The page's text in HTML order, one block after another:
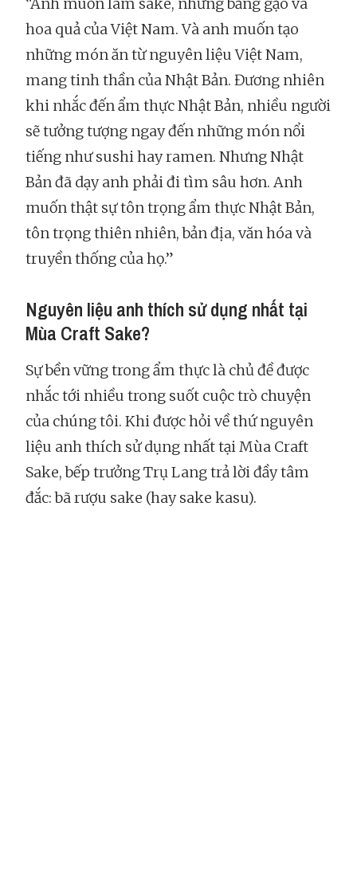
hoa quả của Việt Nam. Và anh muốn tạo
những món ăn từ nguyên liệu Việt Nam,
mang tinh thần của Nhật Bản. Đương nhiên
khi nhắc đến ẩm thực Nhật Bản, nhiều người
sẽ tưởng tượng ngay đến những món nổi
tiếng như sushi hay ramen. Nhưng Nhật
Bản đã dạy anh phải đi tìm sâu hơn. Anh
muốn thật sự tôn trọng ẩm thực Nhật Bản,
tôn trọng thiên nhiên, bản địa, văn hóa và
truyền thống của họ.”
Nguyên liệu anh thích sử dụng nhất tại
Mùa Craft Sake?
Sự bền vững trong ẩm thực là chủ đề được
nhắc tới nhiều trong suốt cuộc trò chuyện
của chúng tôi. Khi được hỏi về thứ nguyên
liệu anh thích sử dụng nhất tại Mùa Craft
Sake, bếp trưởng Trụ Lang trả lời đầy tâm
đắc: bã rượu sake (hay sake kasu).